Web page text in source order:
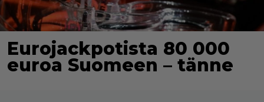
Eurojackpotista 80 000
euroa Suomeen – tänne